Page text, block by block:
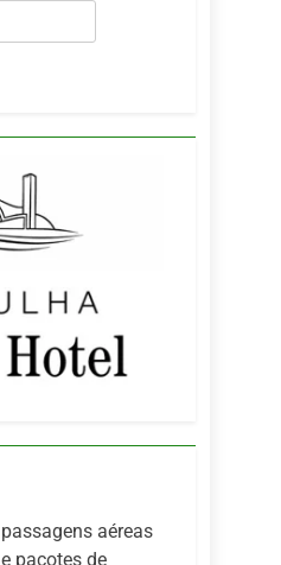
passagens aéreas
e pacotes de